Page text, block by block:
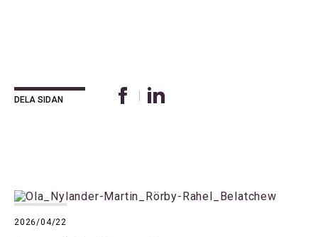
DELA SIDAN
2026/04/22